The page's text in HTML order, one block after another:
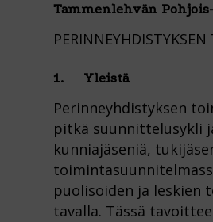
Tammenlehvän
1. Yleistä
Perinneyhdistyksen
pitkä suunnittelusykli
kunniajäseniä,
puolisoiden ja leskien
tavalla. Tässä